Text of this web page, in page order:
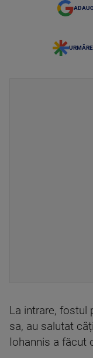
La intrare, fostul
sa, au salutat
Iohannis a făcut